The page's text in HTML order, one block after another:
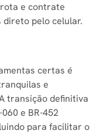
e contrate
pelo celular.
certas é
e
transição definitiva
e BR-452
para facilitar o